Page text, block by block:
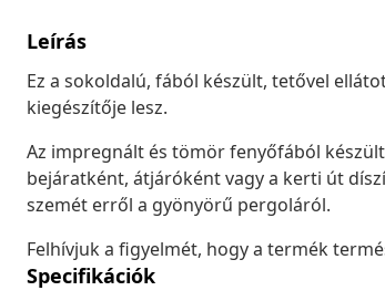
Leírás
Ez a sokoldalú, fából készült, tetővel
kiegészítője lesz.
Az impregnált és tömör fenyőfából
bejáratként, átjáróként vagy a kerti út
szemét erről a gyönyörű pergoláról.
Felhívjuk a figyelmét, hogy a termék
Specifikációk